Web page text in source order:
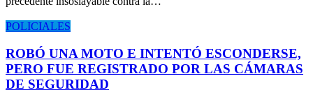
POLICIALES
ROBÓ UNA MOTO E INTENTÓ ESCONDERSE,
PERO FUE REGISTRADO POR LAS CÁMARAS
DE SEGURIDAD